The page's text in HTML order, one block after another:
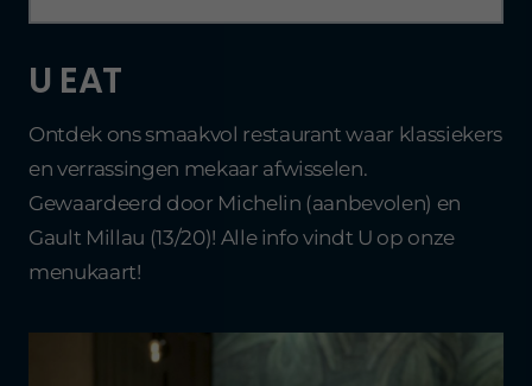
U EAT
Ontdek ons smaakvol restaurant waar klassiekers
en verrassingen mekaar afwisselen.
Gewaardeerd door Michelin (aanbevolen) en
Gault Millau (13/20)! Alle info vindt U op onze
menukaart!